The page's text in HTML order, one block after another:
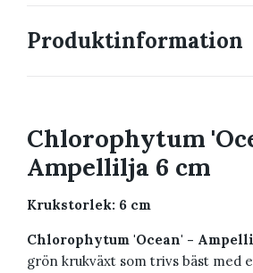
Produktinformation
Chlorophytum
Ampellilja 6 cm
Krukstorlek: 6 cm
Chlorophytum 'Ocean' -
grön krukväxt som trivs bäst med